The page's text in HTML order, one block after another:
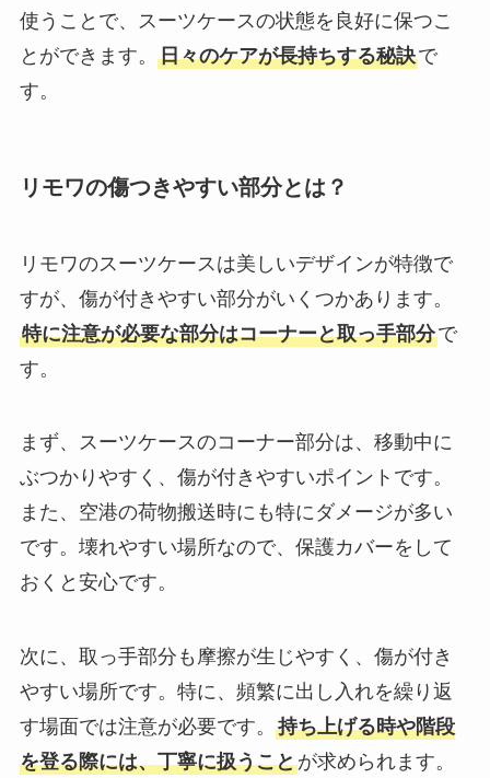
使うことで、スーツケースの状態を良好に保つこ
とができます。 日々のケアが長持ちする秘訣で
す。
リモワの傷つきやすい部分とは？
リモワのスーツケースは美しいデザインが特徴で
すが、傷が付きやすい部分がいくつかあります。
特に注意が必要な部分はコーナーと取っ手部分で
す。
まず、スーツケースのコーナー部分は、移動中に
ぶつかりやすく、傷が付きやすいポイントです。
また、空港の荷物搬送時にも特にダメージが多い
です。壊れやすい場所なので、保護カバーをして
おくと安心です。
次に、取っ手部分も摩擦が生じやすく、傷が付き
やすい場所です。特に、頻繁に出し入れを繰り返
す場面では注意が必要です。 持ち上げる時や階段
を登る際には、丁寧に扱うことが求められます。